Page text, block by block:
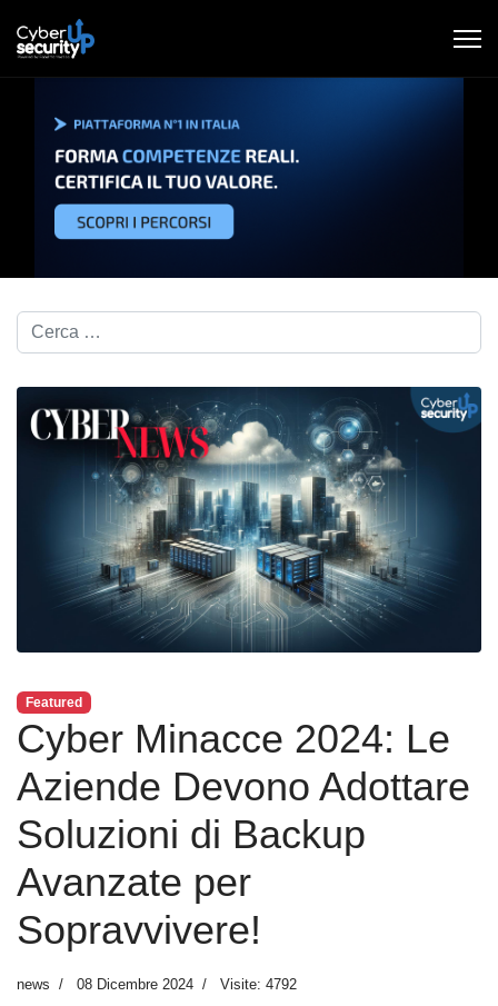
Cerca nel blog...
Featured
Cyber Minacce 2024: Le
Aziende Devono Adottare
Soluzioni di Backup
Avanzate per
Sopravvivere!
news 08 Dicembre 2024 Visite: 4792